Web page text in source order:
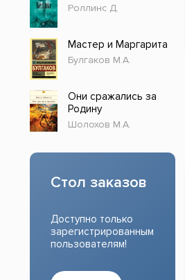
Прочие издания
Роллинс Д.
Мастер и Маргарита
Булгаков М.А.
Они сражались за
Родину
Шолохов М.А.
Стол заказов
Доступно только
зарегистрированным
пользователям!